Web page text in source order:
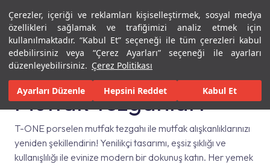
Çerezler, içeriği ve reklamları kişiselleştirmek, sosyal medya
özellikleri sağlamak ve trafiğimizi analiz etmek için
kullanılmaktadır. “Kabul Et” seçeneği ile tüm çerezleri kabul
edebilirsiniz veya “Çerez Ayarları” seçeneği ile ayarları
düzenleyebilirsiniz. Çerez Politikası
Ayarları Düzenle Hepsini Reddet Kabul Et
Menü Menü
Ana Sayfa Mutfaklar Mutfak Tezgahları
Mutfak Tezgahları
T-ONE porselen mutfak tezgahı ile mutfak alışkanlıklarınızı
yeniden şekillendirin! Yenilikçi tasarımı, eşsiz şıklığı ve
kullanışlılığı ile evinize modern bir dokunuş katın. Her yemek